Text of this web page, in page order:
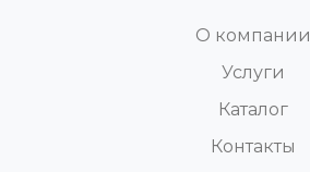
О компании
Услуги
Каталог
Контакты